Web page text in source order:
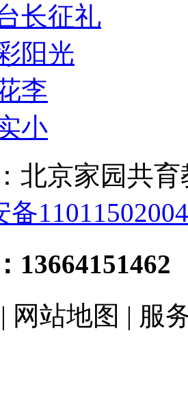
长征礼
阳光
李
小
北京家园共
13664151462
网站地图 | 服